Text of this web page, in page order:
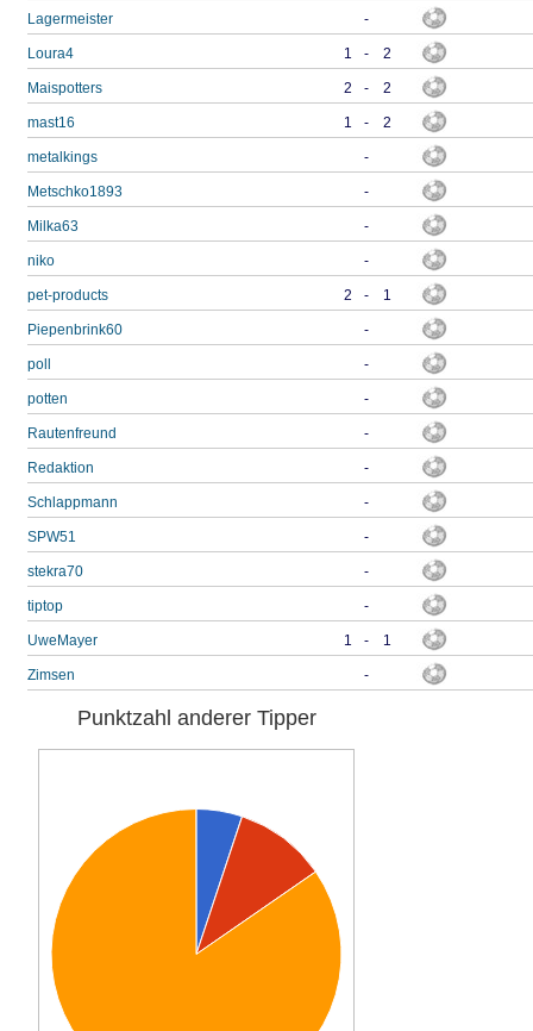
Lagermeister -
Loura4 1 - 2
Maispotters 2 - 2
mast16 1 - 2
metalkings -
Metschko1893 -
Milka63 -
niko -
pet-products 2 - 1
Piepenbrink60 -
poll -
potten -
Rautenfreund -
Redaktion -
Schlappmann -
SPW51 -
stekra70 -
tiptop -
UweMayer 1 - 1
Zimsen -
Punktzahl anderer Tipper